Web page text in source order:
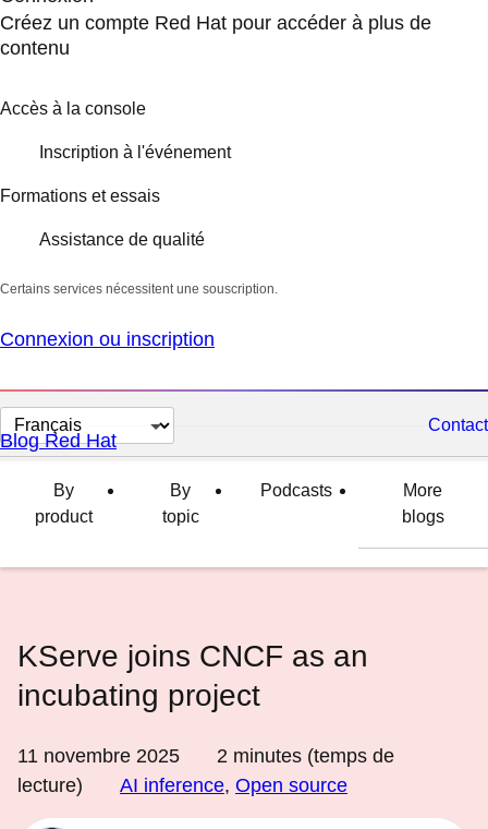
Créez un compte Red Hat pour accéder à plus de
contenu
Accès à la console
Inscription à l'événement
Formations et essais
Assistance de qualité
Certains services nécessitent une souscription.
Connexion ou inscription
Changer
la
langue
Contact
Blog Red Hat
By
product
By
topic
Podcasts
More
blogs
KServe joins CNCF as an
incubating project
11 novembre 2025 2 minutes (temps de
lecture)
AI inference, Open source